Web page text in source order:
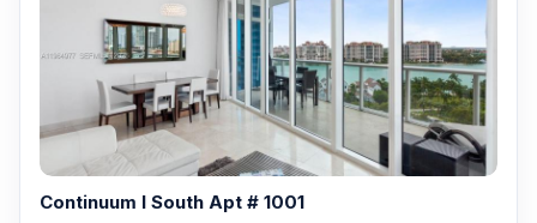
meses, entre aqu
Clique aqui para mandar um emailou
WhatsApp um corretor em Miami +1 305 540
5744
Para Vendas ligar no telefone no Brasil SP 11-
3957-0613
Continuum I South Apt # 1001